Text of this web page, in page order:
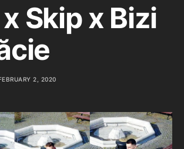
Skip x Bizi
2, 2020